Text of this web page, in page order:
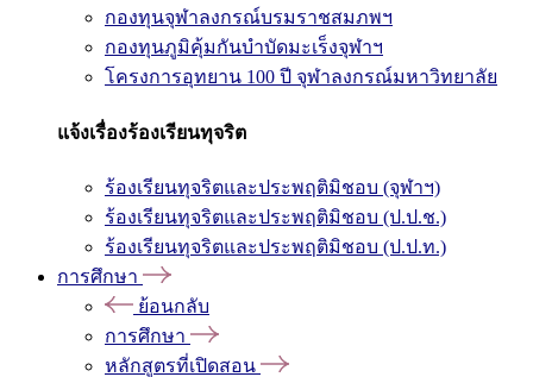
กองทุนจุฬาลงกรณ์บรมราชสมภพฯ
กองทุนภูมิคุ้มกันบำบัดมะเร็งจุฬาฯ
โครงการอุทยาน 100 ปี จุฬาลงกรณ์มหาวิทยาลัย
แจ้งเรื่องร้องเรียนทุจริต
ร้องเรียนทุจริตและประพฤติมิชอบ (จุฬาฯ)
ร้องเรียนทุจริตและประพฤติมิชอบ (ป.ป.ช.)
ร้องเรียนทุจริตและประพฤติมิชอบ (ป.ป.ท.)
การศึกษา
ย้อนกลับ
การศึกษา
หลักสูตรที่เปิดสอน